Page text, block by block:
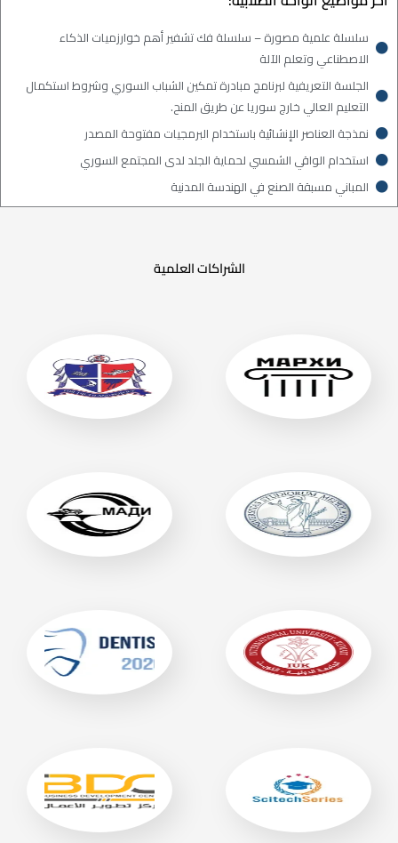
سلسلة علمية مصورة – سلسلة فك تشفير أهم خوارزميات الذكاء
الاصطناعي وتعلم الآلة
الجلسة التعريفية لبرنامج مبادرة تمكين الشباب السوري وشروط استكمال
التعليم العالي خارج سوريا عن طريق المنح.
نمذجة العناصر الإنشائية باستخدام البرمجيات مفتوحة المصدر
استخدام الواقي الشمسي لحماية الجلد لدى المجتمع السوري
المباني مسبقة الصنع في الهندسة المدنية
الشراكات العلمية